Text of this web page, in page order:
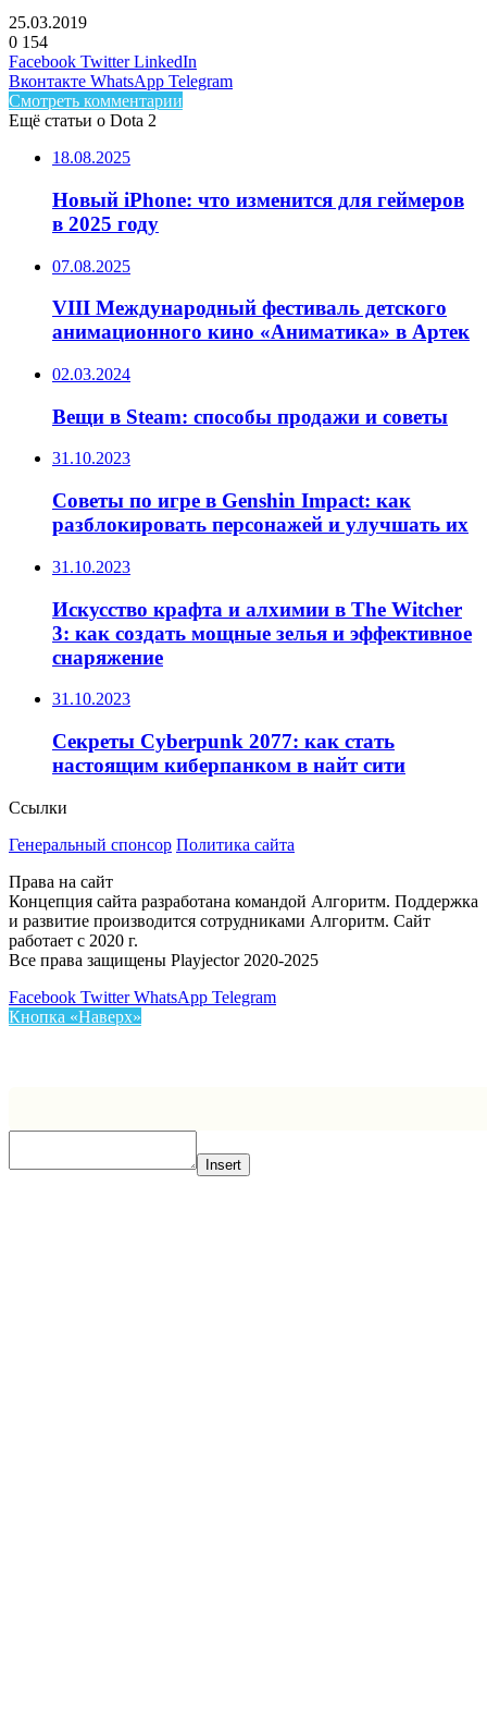
25.03.2019
0 154
Facebook Twitter LinkedIn
Вконтакте WhatsApp Telegram
Смотреть комментарии
Ещё статьи о Dota 2
18.08.2025
Новый iPhone: что изменится для геймеров
в 2025 году
07.08.2025
VIII Международный фестиваль детского
анимационного кино «Аниматика» в Артек
02.03.2024
Вещи в Steam: способы продажи и советы
31.10.2023
Советы по игре в Genshin Impact: как
разблокировать персонажей и улучшать их
31.10.2023
Искусство крафта и алхимии в The Witcher
3: как создать мощные зелья и эффективное
снаряжение
31.10.2023
Секреты Cyberpunk 2077: как стать
настоящим киберпанком в найт сити
Ссылки
Генеральный спонсор Политика сайта
Права на сайт
Концепция сайта разработана командой Алгоритм. Поддержка
и развитие производится сотрудниками Алгоритм. Сайт
работает с 2020 г.
Все права защищены Playjector 2020-2025
Facebook Twitter WhatsApp Telegram
Кнопка «Наверх»
Insert